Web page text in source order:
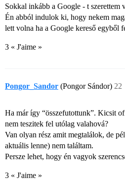
Sokkal inkább a Google - t szerettem
Én abból indulok ki, hogy nekem
lett volna ha a Google kereső egyből
3 « J'aime »
Pongor_Sandor (Pongor Sándor) 22
Ha már így “összefutottunk”. Kicsit
nem teszitek fel utólag valahová?
Van olyan rész amit megtalálok, de
aktuális lenne) nem találtam.
Persze lehet, hogy én vagyok
3 « J'aime »